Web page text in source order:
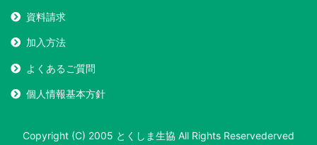
資料請求
加入方法
よくあるご質問
個人情報基本方針
Copyright (C) 2005 とくしま生協 All Rights Reservederved